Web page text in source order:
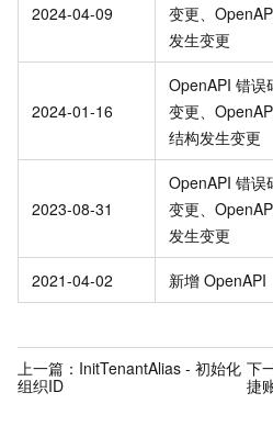
2024-04-09
变更、
发生变更
2024-01-16
OpenAPI 错误
变更、
结构发生变更
2023-08-31
OpenAPI 错误
变更、
发生变更
2021-04-02 新增 OpenAPI
上一篇： InitTenantAlias - 初始化
组织ID
下
捷